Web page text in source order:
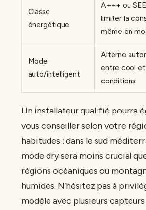
Classe
énergétique
A+++ ou
limiter la
même en
Mode
auto/intelligent
Alterne
entre cool et
conditions
Un installateur qualifié pourra
vous conseiller selon votre
habitudes : dans le sud
mode dry sera moins crucial
régions océaniques ou
humides. N’hésitez pas à
modèle avec plusieurs